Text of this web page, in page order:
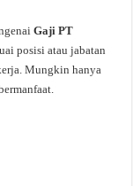
Gaji PT
posisi atau jabatan
Mungkin hanya